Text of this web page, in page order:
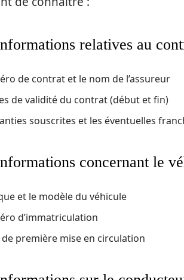
relatives au
de contrat et le nom de l’assureur
de validité du contrat (début et fin)
souscrites et les éventuelles
concernant le
et le modèle du véhicule
d’immatriculation
de première mise en circulation